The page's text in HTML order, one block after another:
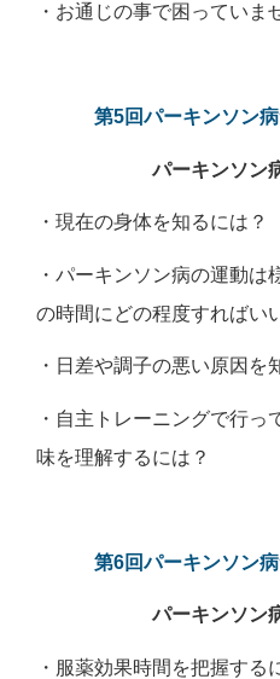
・お通じの事で困っていま
第5回パーキンソン
パーキンソン病の
・現在の身体を知るには？
・パーキンソン病の運動
の時間にどの程度すればい
・日差や調子の悪い原因を
・自主トレーニングで行
味を理解するには？
第6回パーキンソン
パーキンソン病の
・服薬効果時間を把握する